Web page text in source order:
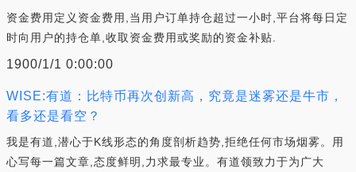
资金费用定义资金费用,当用户订单持仓超过一小时,平台将每日定
时向用户的持仓单,收取资金费用或奖励的资金补贴.
1900/1/1 0:00:00
WISE:有道：比特币再次创新高，究竟是迷雾还是牛市，
看多还是看空？
我是有道,潜心于K线形态的角度剖析趋势,拒绝任何市场烟雾。用
心写每一篇文章,态度鲜明,力求最专业。有道领致力于为广大